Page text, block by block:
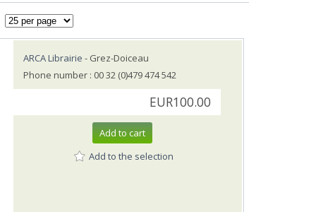
ARCA Librairie - Grez-Doiceau
Phone number : 00 32 (0)479 474 542
EUR100.00
Add to cart
Add to the selection